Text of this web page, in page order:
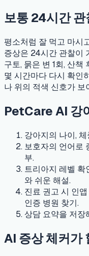
보통 24시간
평소처럼 잘 먹고 마시
증상은 24시간 관찰이
구토, 묽은 변 1회, 산책
몇 시간마다 다시 확인
나 위의 적색 신호가
PetCare AI 강
강아지의 나이,
보호자의 언어로
부.
트리아지 레벨
와 쉬운 해설.
진료 권고 시 인
인증 병원 찾기.
상담 요약을 저장
AI 증상 체커가